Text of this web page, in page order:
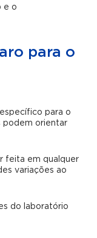
e o
para o
para o
podem orientar
feita em qualquer
variações ao
do laboratório